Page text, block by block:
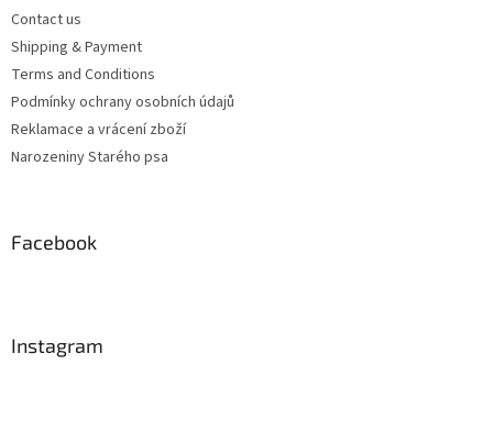
Contact us
Shipping & Payment
Terms and Conditions
Podmínky ochrany osobních údajů
Reklamace a vrácení zboží
Narozeniny Starého psa
Facebook
Instagram